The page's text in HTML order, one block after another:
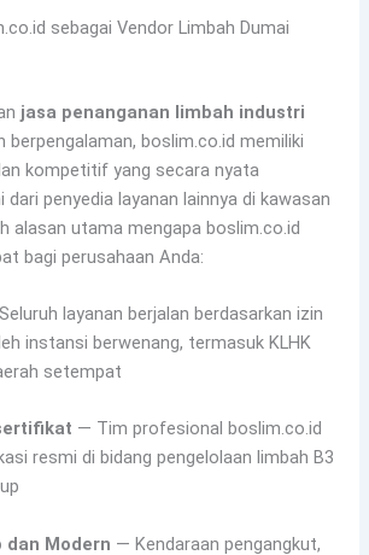
sebagai Vendor Limbah Dumai
jasa penanganan limbah industri
berpengalaman, boslim.co.id memiliki
kompetitif yang secara nyata
dari penyedia layanan lainnya di kawasan
alasan utama mengapa boslim.co.id
bagi perusahaan Anda:
layanan berjalan berdasarkan izin
instansi berwenang, termasuk KLHK
setempat
— Tim profesional boslim.co.id
resmi di bidang pengelolaan limbah B3
dan Modern — Kendaraan pengangkut,